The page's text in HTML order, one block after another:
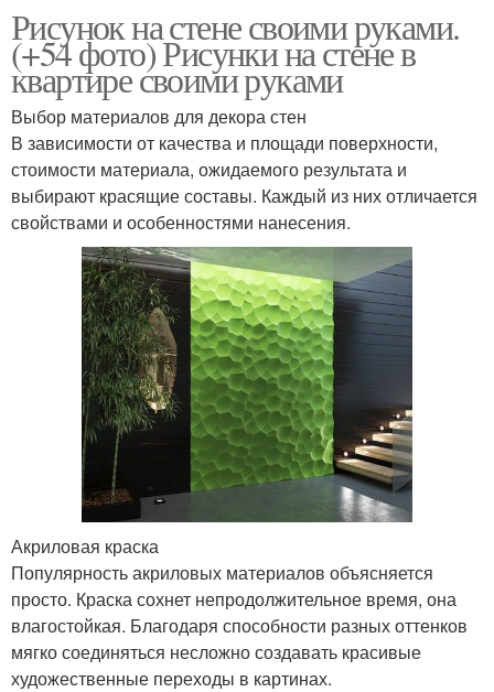
Рисунок на стене своими руками.
(+54 фото) Рисунки на стене в
квартире своими руками
Выбор материалов для декора стен
В зависимости от качества и площади поверхности,
стоимости материала, ожидаемого результата и
выбирают красящие составы. Каждый из них отличается
свойствами и особенностями нанесения.
Акриловая краска
Популярность акриловых материалов объясняется
просто. Краска сохнет непродолжительное время, она
влагостойкая. Благодаря способности разных оттенков
мягко соединяться несложно создавать красивые
художественные переходы в картинах.